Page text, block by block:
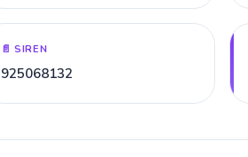
📄 SIREN
925068132